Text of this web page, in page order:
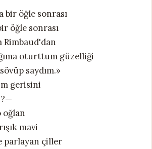
bir öğle sonrası
öğle sonrası
oturttum güzelliği
saydım.»
gerisini
mavi
parlayan çiller